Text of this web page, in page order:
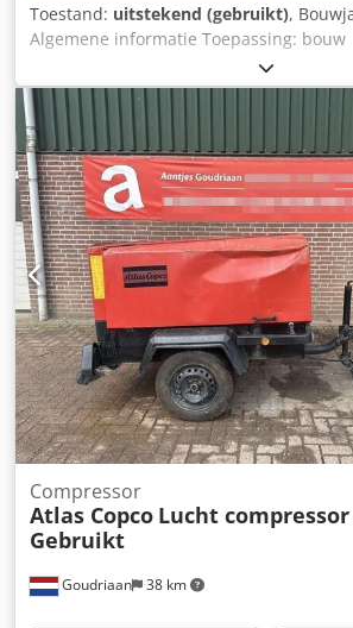
Toestand: uitstekend (gebruikt),
Algemene informatie Toepassing: bouw
Referentienummer: 4 Gewichten Ledig
Functionaliteit Afmetingen laadruimte:
CE-markering: ja Onderhoud, historie
vorige eigenaars: 1 Technische staat:
staat: zeer goed Dodevpq Thepfx Acljkr
informatie Geschikt voor de volgende
Leveringsvoorwaarden: EXW Werkdruk:
Vereiste hydraulische doorstroming:
Slagfrequentie: 330-680 Laatste
Productieland: DE Aanvullende
op met Ö. Inalkac voor meer informatie.
Goudriaan 38 km
Compressor
Atlas Copco Lucht compressor
Gebruikt